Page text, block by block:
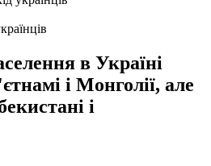
в Україні
і Монголії, але
і